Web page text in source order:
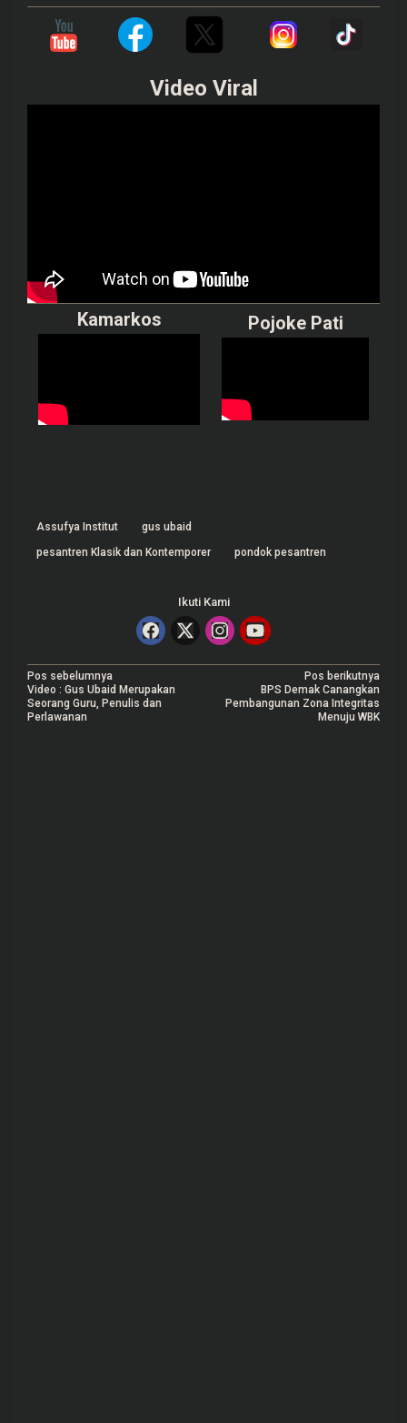
Video Viral
Kamarkos Pojoke Pati
Assufya Institut
gus ubaid
pesantren Klasik dan Kontemporer
pondok pesantren
Ikuti Kami
N
a
Pos sebelumnya
Video : Gus Ubaid Merupakan
Seorang Guru, Penulis dan
Perlawanan
Pos berikutnya
BPS Demak Canangkan
Pembangunan Zona Integritas
Menuju WBK